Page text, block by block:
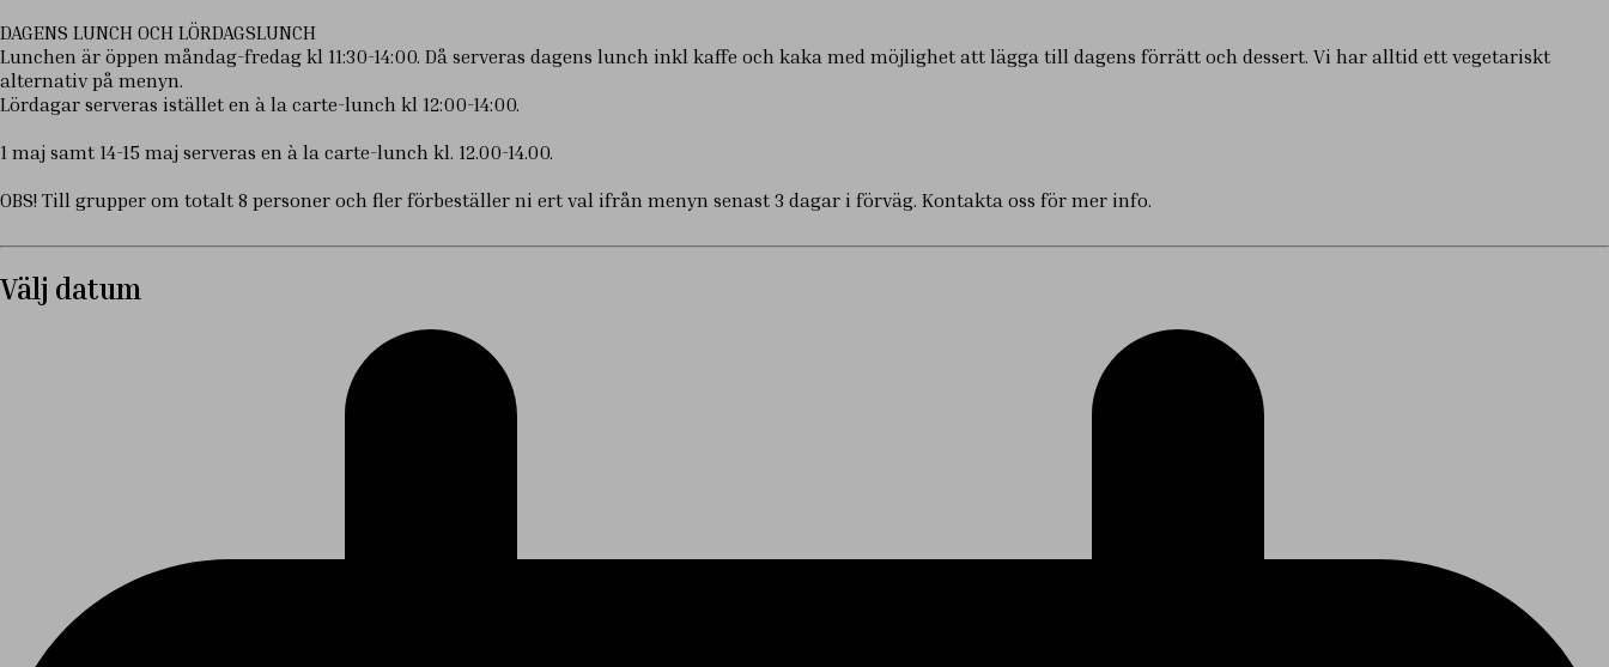
DAGENS LUNCH OCH LÖRDAGSLUNCH
Lunchen är öppen måndag-fredag kl 11:30-14:00. Då serveras dagens lunch inkl kaffe och kaka med möjlighet att lägga till dagens förrätt och dessert. Vi har alltid ett vegetariskt
alternativ på menyn.
Lördagar serveras istället en à la carte-lunch kl 12:00-14:00.
1 maj samt 14-15 maj serveras en à la carte-lunch kl. 12.00-14.00.
OBS! Till grupper om totalt 8 personer och fler förbeställer ni ert val ifrån menyn senast 3 dagar i förväg. Kontakta oss för mer info.
Välj datum